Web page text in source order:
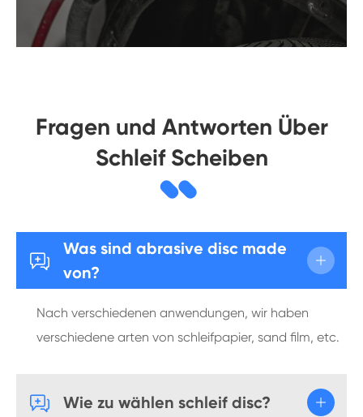
Fragen und Antworten Über
Schleif Scheiben

Was sind abrasive disc made
von?
Nach verschiedenen anwendungen, wir haben
verschiedene arten von schleifpapier, sand film, etc.
 Wie zu wählen schleif disc?